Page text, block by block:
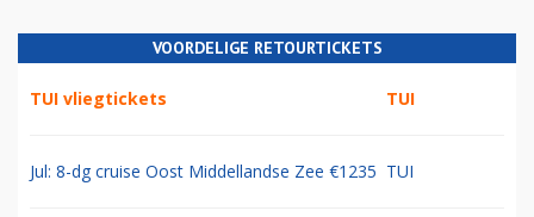
VOORDELIGE RETOURTICKETS
TUI vliegtickets TUI
Jul: 8-dg cruise Oost Middellandse Zee €1235 TUI